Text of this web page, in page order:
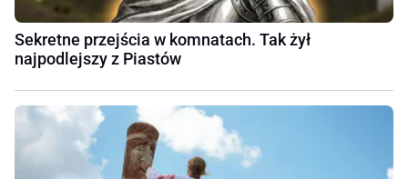
Sekretne przejścia w komnatach. Tak żył
najpodlejszy z Piastów